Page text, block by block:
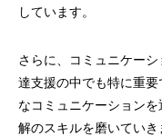
しています。
さらに、コミュニケー
達支援の中でも特に重
なコミュニケーション
解のスキルを磨いてい